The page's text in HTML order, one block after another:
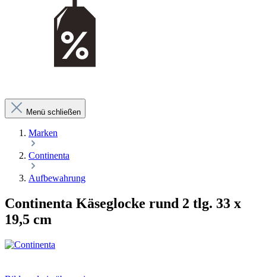
Menü schließen
Marken
Continenta
Aufbewahrung
Continenta Käseglocke rund 2 tlg. 33 x
19,5 cm